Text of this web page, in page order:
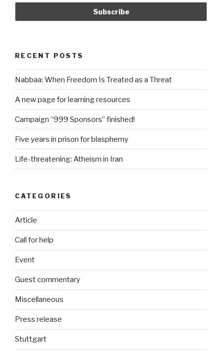
RECENT POSTS
Nabbaa: When Freedom Is Treated as a Threat
A new page for learning resources
Campaign “999 Sponsors” finished!
Five years in prison for blasphemy
Life-threatening: Atheism in Iran
CATEGORIES
Article
Call for help
Event
Guest commentary
Miscellaneous
Press release
Stuttgart